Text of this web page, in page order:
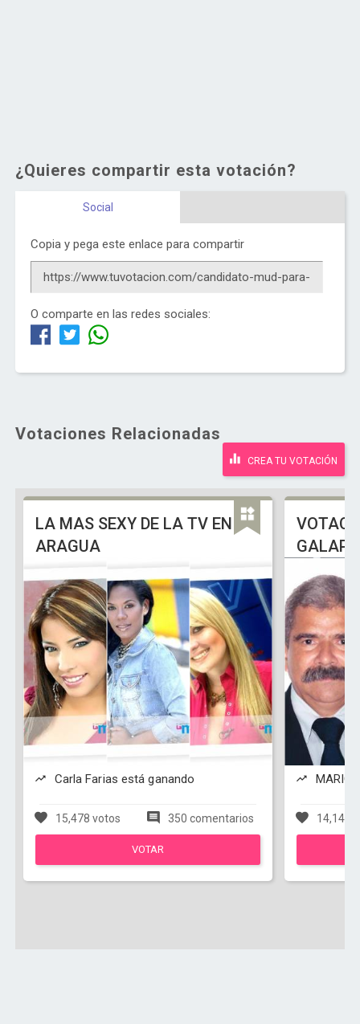
¿Quieres compartir esta votación?
Social
Copia y pega este enlace para compartir
O comparte en las redes sociales:
Votaciones Relacionadas
CREA TU VOTACIÓN
LA MAS SEXY DE LA TV EN
ARAGUA
Carla Farias está ganando
15,478 votos 350 comentarios
VOTAR
MARIO
14,142